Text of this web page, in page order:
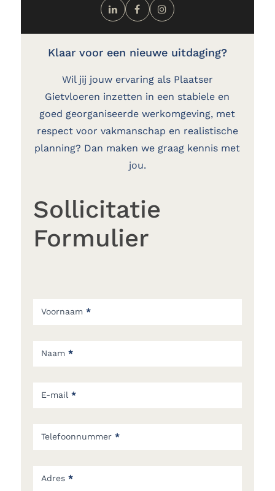
Klaar voor een nieuwe uitdaging?
Wil jij jouw ervaring als Plaatser
Gietvloeren inzetten in een stabiele en
goed georganiseerde werkomgeving, met
respect voor vakmanschap en realistische
planning? Dan maken we graag kennis met
jou.
Formulier
Sollicitatie
Formulier
Voornaam *
Naam *
E-mail *
Telefoonnummer *
Adres *